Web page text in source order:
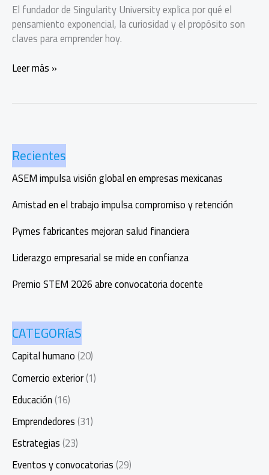
El fundador de Singularity University explica por qué el
pensamiento exponencial, la curiosidad y el propósito son
claves para emprender hoy.
Peter
propósito
para
emprender
en
la
era
de
la
abundancia
Leer más »
Recientes
ASEM impulsa visión global en empresas mexicanas
Amistad en el trabajo impulsa compromiso y retención
Pymes fabricantes mejoran salud financiera
Liderazgo empresarial se mide en confianza
Premio STEM 2026 abre convocatoria docente
CATEGORíaS
Capital humano(20)
Comercio exterior(1)
Educación(16)
Emprendedores(31)
Estrategias(23)
Eventos y convocatorias(29)